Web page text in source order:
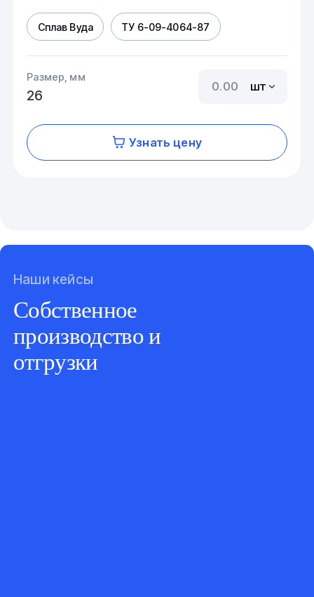
Сплав Вуда ТУ 6-09-4064-87
Размер, мм
26
шт
Узнать цену
Наши кейсы
Собственное
производство и
отгрузки